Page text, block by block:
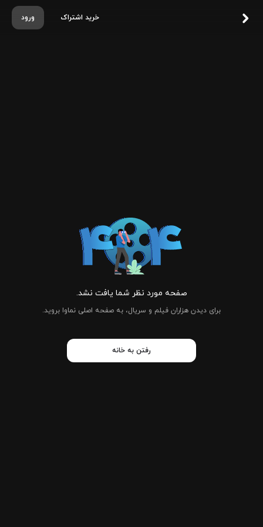
ورود خرید اشتراک
صفحه مورد نظر شما یافت نشد.
برای دیدن هزاران فیلم و سریال، به صفحه اصلی نماوا بروید.
رفتن به خانه